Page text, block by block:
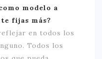
modelo a
fijas más?
en todos los
Todos los